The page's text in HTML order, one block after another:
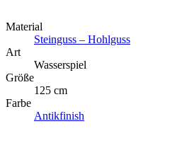
Material
Steinguss – Hohlguss
Art
Wasserspiel
Größe
125 cm
Farbe
Antikfinish